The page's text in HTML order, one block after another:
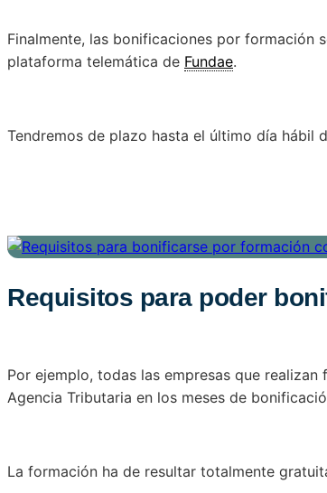
Finalmente, las bonificaciones por formación
plataforma telemática de Fundae.
Tendremos de plazo hasta el último día hábil
Requisitos para poder
Por ejemplo, todas las empresas que
Agencia Tributaria en los meses de
La formación ha de resultar totalmente